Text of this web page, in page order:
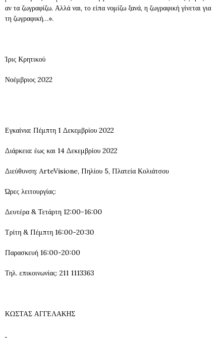
αν τα ζωγραφίζω. Αλλά ναι, το είπα νομίζω ξανά, η ζωγραφική γίνεται για
τη ζωγραφική…».
Ίρις Κρητικού
Νοέμβριος 2022
Εγκαίνια: Πέμπτη 1 Δεκεμβρίου 2022
Διάρκεια: έως και 14 Δεκεμβρίου 2022
Διεύθυνση: ArteVisione, Πηλίου 5, Πλατεία Κολιάτσου
Ώρες λειτουργίας:
Δευτέρα & Τετάρτη 12:00-16:00
Τρίτη & Πέμπτη 16:00-20:30
Παρασκευή 16:00-20:00
Τηλ. επικοινωνίας: 211 1113363
ΚΩΣΤΑΣ ΑΓΓΕΛΑΚΗΣ